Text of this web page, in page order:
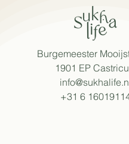
Burgemeester
1901 EP
+31 6